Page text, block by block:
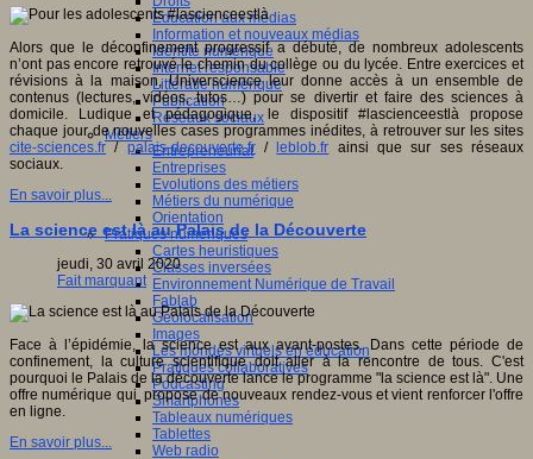
Education aux médias
Information et nouveaux médias
Identité numérique
Internet responsable
Littératie numérique
Publication
Réseaux sociaux
Métiers
Entrepreneuriat
Entreprises
Evolutions des métiers
Métiers du numérique
Orientation
Pratiques numériques
Cartes heuristiques
Classes inversées
Environnement Numérique de Travail
Fablab
Géolocalisation
Images
Les mondes virtuels en éducation
Pratiques collaboratives
Podcasting
Smartphones
Tableaux numériques
Tablettes
Web radio
Alors que le déconfinement progressif a débuté, de nombreux adolescents
n’ont pas encore retrouvé le chemin du collège ou du lycée. Entre exercices et
révisions à la maison, Universcience leur donne accès à un ensemble de
contenus (lectures, vidéos, tutos…) pour se divertir et faire des sciences à
domicile. Ludique et pédagogique, le dispositif #lascienceestlà propose
chaque jour de nouvelles cases programmes inédites, à retrouver sur les sites
cite-sciences.fr / palais-decouverte.fr/ leblob.fr ainsi que sur ses réseaux
sociaux.
En savoir plus...
La science est là au Palais de la Découverte
jeudi, 30 avril 2020
Fait marquant
Face à l’épidémie, la science est aux avant-postes. Dans cette période de
confinement, la culture scientifique doit aller à la rencontre de tous. C'est
pourquoi le Palais de la découverte lance le programme "la science est là". Une
offre numérique qui propose de nouveaux rendez-vous et vient renforcer l'offre
en ligne.
En savoir plus...